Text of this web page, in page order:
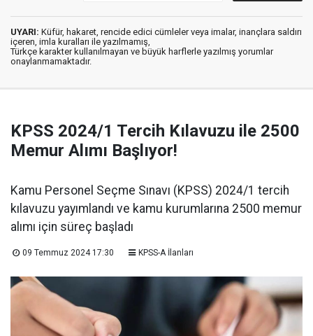
UYARI: Küfür, hakaret, rencide edici cümleler veya imalar, inançlara saldırı
içeren, imla kuralları ile yazılmamış,
Türkçe karakter kullanılmayan ve büyük harflerle yazılmış yorumlar
onaylanmamaktadır.
KPSS 2024/1 Tercih Kılavuzu ile 2500
Memur Alımı Başlıyor!
Kamu Personel Seçme Sınavı (KPSS) 2024/1 tercih
kılavuzu yayımlandı ve kamu kurumlarına 2500 memur
alımı için süreç başladı
09 Temmuz 2024 17:30 KPSS-A İlanları